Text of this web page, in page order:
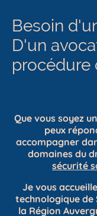
Besoin
D'un
procédure
Que vous soyez
peux
accompagner
domaines du
sécurité
Je vous
technologique
la Région